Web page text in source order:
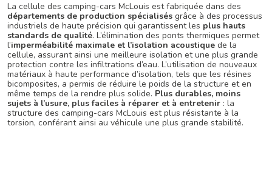
La cellule des camping-cars McLouis est fabriquée dans des
départements de production spécialisés grâce à des processus
industriels de haute précision qui garantissent les plus hauts
standards de qualité. L’élimination des ponts thermiques permet
l’imperméabilité maximale et l’isolation acoustique de la
cellule, assurant ainsi une meilleure isolation et une plus grande
protection contre les infiltrations d’eau. L’utilisation de nouveaux
matériaux à haute performance d’isolation, tels que les résines
bicomposites, a permis de réduire le poids de la structure et en
même temps de la rendre plus solide. Plus durables, moins
sujets à l’usure, plus faciles à réparer et à entretenir : la
structure des camping-cars McLouis est plus résistante à la
torsion, conférant ainsi au véhicule une plus grande stabilité.